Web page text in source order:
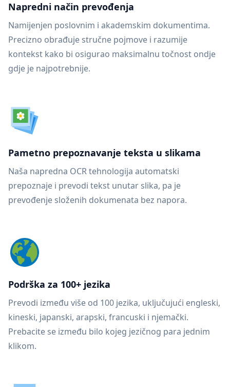
Napredni način prevođenja
Namijenjen poslovnim i akademskim dokumentima.
Precizno obrađuje stručne pojmove i razumije
kontekst kako bi osigurao maksimalnu točnost ondje
gdje je najpotrebnije.
Pametno prepoznavanje teksta u slikama
Naša napredna OCR tehnologija automatski
prepoznaje i prevodi tekst unutar slika, pa je
prevođenje složenih dokumenata bez napora.
Podrška za 100+ jezika
Prevodi između više od 100 jezika, uključujući engleski,
kineski, japanski, arapski, francuski i njemački.
Prebacite se između bilo kojeg jezičnog para jednim
klikom.